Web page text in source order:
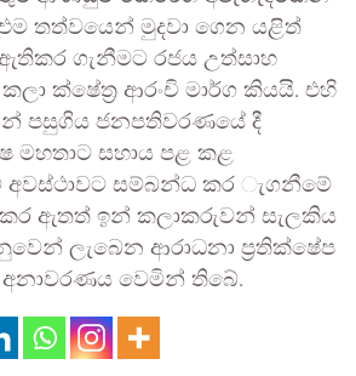
තත්වයෙන් මුදවා ගෙන යළිත්
ගැනීමට රජය උත්සාහ
ක්ෂේත්‍ර ආරංචි මාර්ග කියයි. එහි
පසුගිය ජනපතිවරණයේ දී
මහතාට සහාය පළ කළ
සම්බන්ධ කර ැගනීමේ
ඇතත් ඉන් කලාකරුවන් සැලකිය
ලැබෙන ආරාධනා ප්‍රතික්ෂේප
වෙමින් තිබේ.